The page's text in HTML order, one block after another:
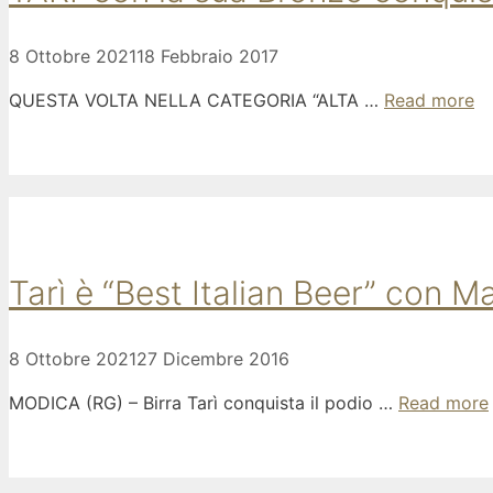
8 Ottobre 202118 Febbraio 2017
QUESTA VOLTA NELLA CATEGORIA “ALTA … Read more
Tarì è “Best Italian Beer” con
8 Ottobre 202127 Dicembre 2016
MODICA (RG) – Birra Tarì conquista il podio … Read more